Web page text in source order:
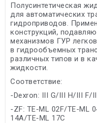
Полусинтетическая
для автоматических
гидроприводов.
конструкций,
механизмов ГУР
в гидрообъемных
различных типов и в
жидкости.
Соответствие:
-Dexron: III G/III H/III F/
-ZF: TE-ML 02F/TE-ML
14A/TE-ML 17C